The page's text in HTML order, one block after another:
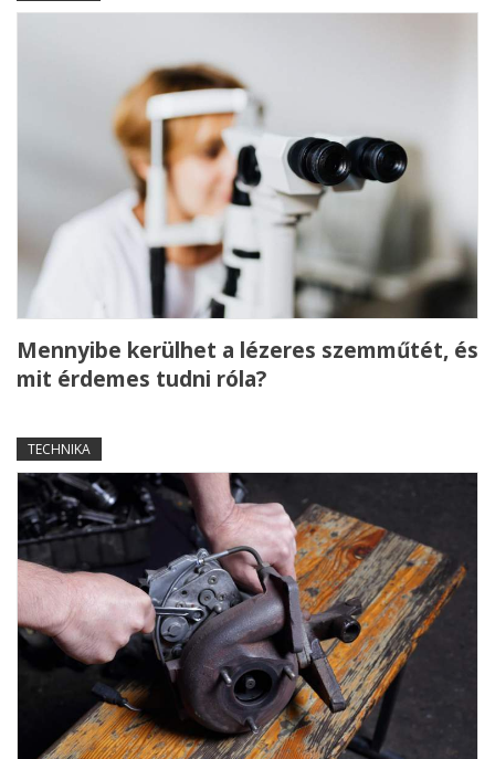
Mennyibe kerülhet a lézeres szemműtét, és
mit érdemes tudni róla?
TECHNIKA